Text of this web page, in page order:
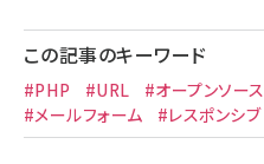
この記事のキーワード
#PHP #URL #オープンソース
#メールフォーム
#レスポンシブ